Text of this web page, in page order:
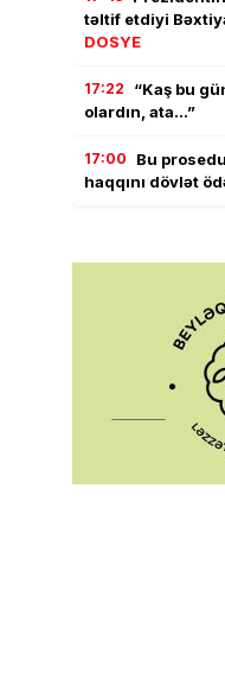
təltif etdiyi
DOSYE
17:22
“Kaş bu
olardın, ata…”
17:00
Bu
haqqını dövlət